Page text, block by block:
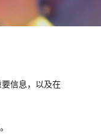
信息，以及在